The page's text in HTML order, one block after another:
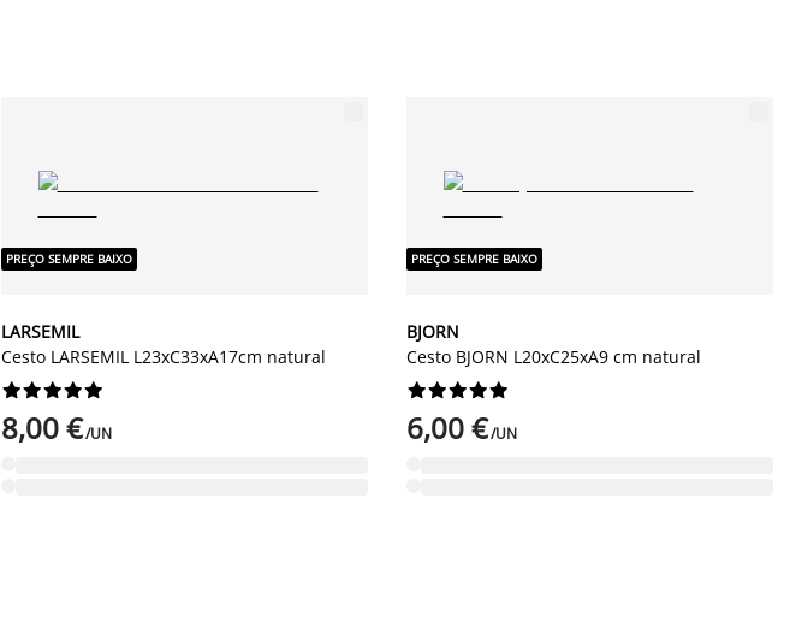
PREÇO SEMPRE BAIXO
LARSEMIL
Cesto LARSEMIL L23xC33xA17cm natural






8,00 €/UN
PREÇO SEMPRE BAIXO
BJORN
Cesto BJORN L20xC25xA9 cm natural






6,00 €/UN